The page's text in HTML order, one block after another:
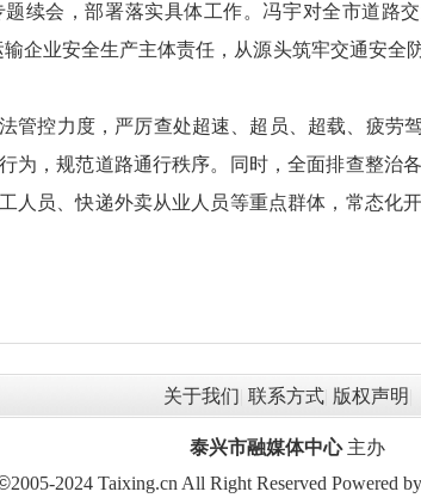
续会，部署落实具体工作。冯宇对全市道路
企业安全生产主体责任，从源头筑牢交通安
管控力度，严厉查处超速、超员、超载、疲劳
为，规范道路通行秩序。同时，全面排查整治
人员、快递外卖从业人员等重点群体，常态化
关于我们 联系方式| 版权声明
泰兴市融媒体中心主办
2005-2024 Taixing.cn All Right Reserved Powered